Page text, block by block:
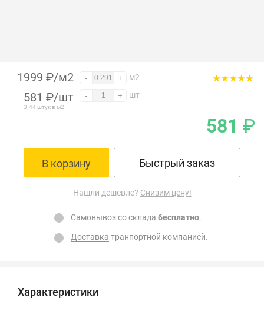
Характеристики
1999 ₽/м2 - + м2
581 ₽/шт
3.44 штук в м2
- + шт
581 ₽
В корзину Быстрый заказ
Нашли дешевле? Снизим цену!
Самовывоз со склада бесплатно.
Доставка транпортной компанией.